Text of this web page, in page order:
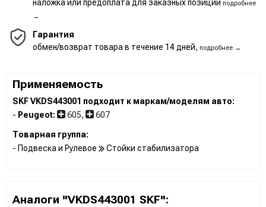
наложка или предоплата для заказных позиций подробнее
→
Гарантия
обмен/возврат товара в течение 14 дней, подробнее →
Применяемость
SKF VKDS443001 подходит к маркам/моделям авто:
- Peugeot: 605, 607
Товарная группа:
- Подвеска и Рулевое
Стойки стабилизатора
Аналоги "VKDS443001 SKF":